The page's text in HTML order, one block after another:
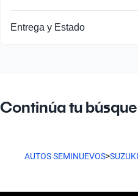
Entrega y Estado
Continúa tu
AUTOS SEMINUEVOS>SUZUKI